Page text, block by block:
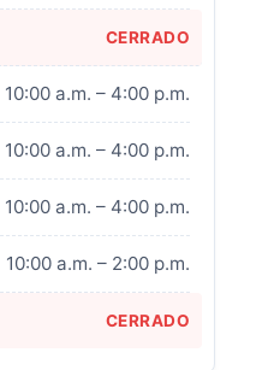
CERRADO
10:00 a.m. – 4:00 p.m.
10:00 a.m. – 4:00 p.m.
10:00 a.m. – 4:00 p.m.
10:00 a.m. – 2:00 p.m.
CERRADO